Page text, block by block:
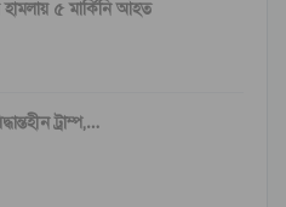
৫ মার্কিনি আহত
ট্রাম্প,…